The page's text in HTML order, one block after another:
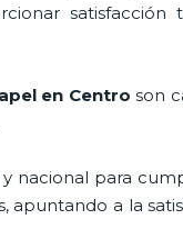
satisfacción
en Centroson
nacional para
a la